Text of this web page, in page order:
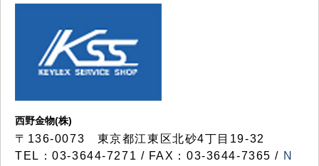
西野金物(株)
〒136-0073 東京都江東区北砂4丁目19-32
TEL：03‐3644‐7271 / FAX：03-3644-7365 / N